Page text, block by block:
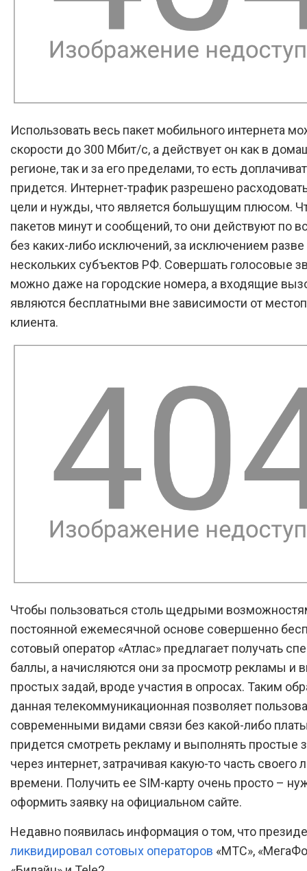
Использовать весь пакет мобильного интернета
скорости до 300 Мбит/с, а действует он как в
регионе, так и за его пределами, то есть
придется. Интернет-трафик разрешено
цели и нужды, что является большущим плюсом.
пакетов минут и сообщений, то они действуют по
без каких-либо исключений, за исключением разве
нескольких субъектов РФ. Совершать голосовые
можно даже на городские номера, а входящие
являются бесплатными вне зависимости от
клиента.
Чтобы пользоваться столь щедрыми
постоянной ежемесячной основе совершенно
сотовый оператор «Атлас» предлагает получать
баллы, а начисляются они за просмотр рекламы и
простых задай, вроде участия в опросах. Таким
данная телекоммуникационная позволяет
современными видами связи без какой-либо
придется смотреть рекламу и выполнять простые
через интернет, затрачивая какую-то часть своего
времени. Получить ее SIM-карту очень просто –
оформить заявку на официальном сайте.
Недавно появилась информация о том, что
ликвидировал сотовых операторов «МТС»,